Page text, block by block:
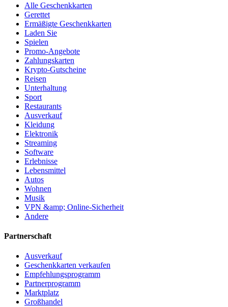
Alle Geschenkkarten
Gerettet
Ermäßigte Geschenkkarten
Laden Sie
Spielen
Promo-Angebote
Zahlungskarten
Krypto-Gutscheine
Reisen
Unterhaltung
Sport
Restaurants
Ausverkauf
Kleidung
Elektronik
Streaming
Software
Erlebnisse
Lebensmittel
Autos
Wohnen
Musik
VPN &amp; Online-Sicherheit
Andere
Partnerschaft
Ausverkauf
Geschenkkarten verkaufen
Empfehlungsprogramm
Partnerprogramm
Marktplatz
Großhandel